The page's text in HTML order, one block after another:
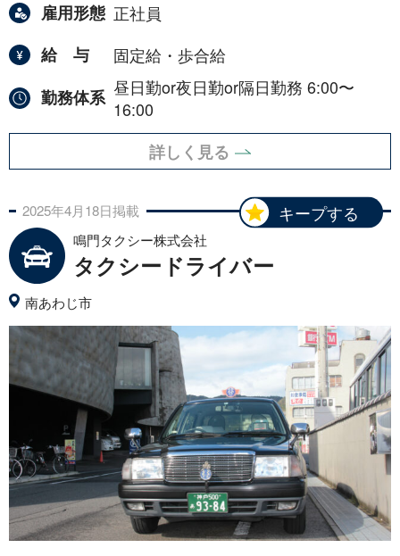
雇用形態 正社員
給与
固定給・歩合給
勤務体系 昼日勤or夜日勤or隔日勤務 6:00〜
16:00
詳しく見る
キープする
2025年4月18日掲載
鳴門タクシー株式会社
タクシードライバー
南あわじ市